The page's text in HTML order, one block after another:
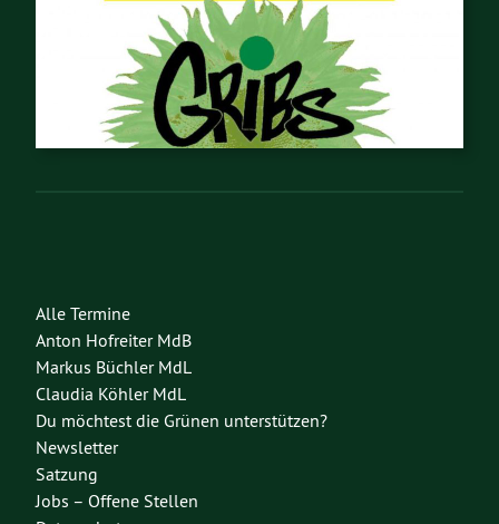
Alle Termine
Anton Hofreiter MdB
Markus Büchler MdL
Claudia Köhler MdL
Du möchtest die Grünen unterstützen?
Newsletter
Satzung
Jobs – Offene Stellen